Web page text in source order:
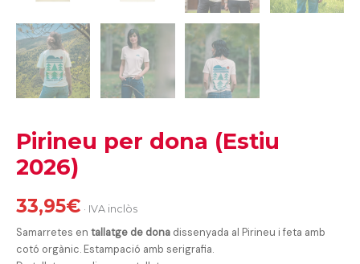
Pirineu per dona (Estiu
2026)
33,95€ · IVA inclòs
Samarretes en tallatge de donadissenyada al Pirineu i feta amb
cotó orgànic. Estampació amb serigrafia.